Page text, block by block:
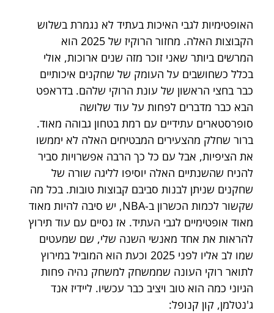
האופטימיות לגבי האיכות בעתיד לא נגמרת בשלוש
הקבוצות האלה. מחזור הרוקיז של 2025 הוא
המרשים ביותר שאני זוכר מזה שנים ארוכות, אולי
בכלל כשחושבים על העומק של שחקנים איכותיים
כבר בחצי הראשון של עונת הרוקי שלהם. בדראפט
הבא כבר מדברים לפחות על עוד שלושה
סופרסטארים עתידיים עם רמת בטחון גבוהה מאוד.
ברור שחלק מהצעירים המבטיחים האלה לא יממשו
את הציפיות, אבל עם כל כך הרבה אפשרויות סביר
להניח שהשנתיים האלה יוסיפו לליגה שורה של
שחקנים שניתן לבנות סביבם קבוצות טובות. בכל מה
שקשור לכמות הכשרון ב-NBA, יש סיבה להיות מאוד
מאוד אופטימיים לגבי העתיד. אז נסיים עם עוד תירוץ
להראות את אחד מאנשי השנה שלי, שם שמעטים
שמו לב אליו לפני 2025 וכעת הוא המוביל במירוץ
לתואר רוקי העונה שממשחק למשחק נהיה פחות
הגיוני כמה הוא טוב ויציב כבר עכשיו. ליידיז אנד
ג'נטלמן, קון קנופל: